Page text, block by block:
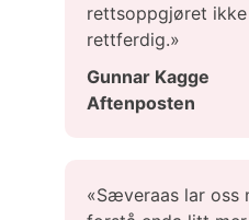
rettsoppgjøret
rettferdig.»
Gunnar Kagge
Aftenposten
«Sæveraas lar oss